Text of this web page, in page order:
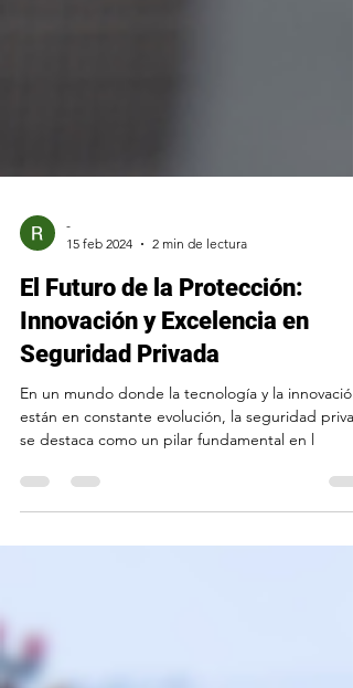
15 feb 2024
2 min de lectura
El Futuro de la Protección:
Innovación y Excelencia en
Seguridad Privada
En un mundo donde la tecnología y la innovación
se destaca como un pilar fundamental en l